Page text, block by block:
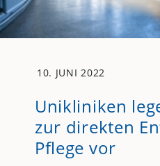
10. JUNI 2022
Unikliniken
zur direkten
Pflege vor